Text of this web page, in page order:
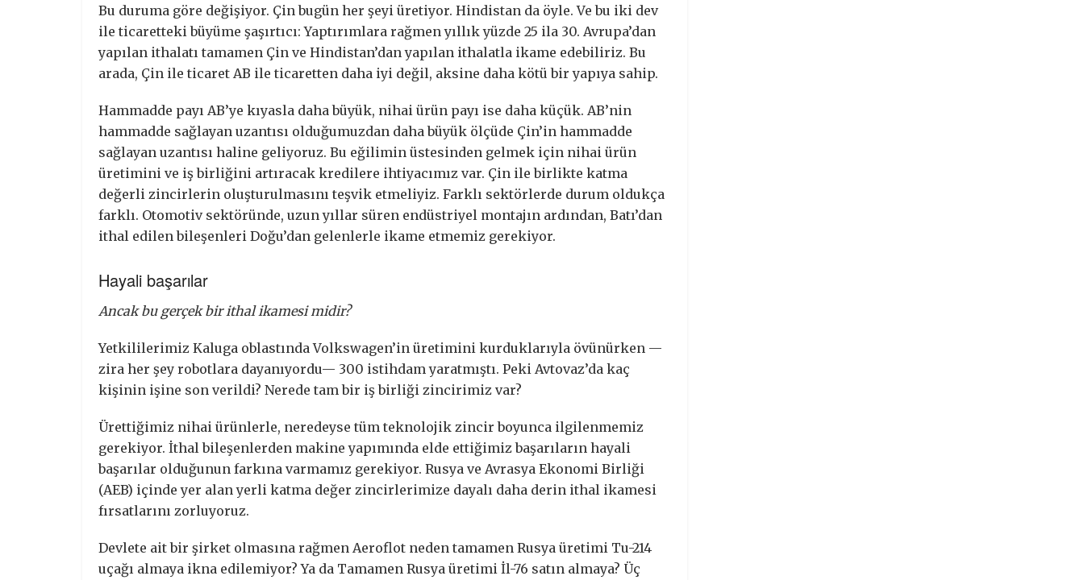
Bu duruma göre değişiyor. Çin bugün her şeyi üretiyor. Hindistan da öyle. Ve bu iki dev
ile ticaretteki büyüme şaşırtıcı: Yaptırımlara rağmen yıllık yüzde 25 ila 30. Avrupa’dan
yapılan ithalatı tamamen Çin ve Hindistan’dan yapılan ithalatla ikame edebiliriz. Bu
arada, Çin ile ticaret AB ile ticaretten daha iyi değil, aksine daha kötü bir yapıya sahip.
Hammadde payı AB’ye kıyasla daha büyük, nihai ürün payı ise daha küçük. AB’nin
hammadde sağlayan uzantısı olduğumuzdan daha büyük ölçüde Çin’in hammadde
sağlayan uzantısı haline geliyoruz. Bu eğilimin üstesinden gelmek için nihai ürün
üretimini ve iş birliğini artıracak kredilere ihtiyacımız var. Çin ile birlikte katma
değerli zincirlerin oluşturulmasını teşvik etmeliyiz. Farklı sektörlerde durum oldukça
farklı. Otomotiv sektöründe, uzun yıllar süren endüstriyel montajın ardından, Batı’dan
ithal edilen bileşenleri Doğu’dan gelenlerle ikame etmemiz gerekiyor.
Hayali başarılar
Ancak bu gerçek bir ithal ikamesi midir?
Yetkililerimiz Kaluga oblastında Volkswagen’in üretimini kurduklarıyla övünürken —
zira her şey robotlara dayanıyordu— 300 istihdam yaratmıştı. Peki Avtovaz’da kaç
kişinin işine son verildi? Nerede tam bir iş birliği zincirimiz var?
Ürettiğimiz nihai ürünlerle, neredeyse tüm teknolojik zincir boyunca ilgilenmemiz
gerekiyor. İthal bileşenlerden makine yapımında elde ettiğimiz başarıların hayali
başarılar olduğunun farkına varmamız gerekiyor. Rusya ve Avrasya Ekonomi Birliği
(AEB) içinde yer alan yerli katma değer zincirlerimize dayalı daha derin ithal ikamesi
fırsatlarını zorluyoruz.
Devlete ait bir şirket olmasına rağmen Aeroflot neden tamamen Rusya üretimi Tu-214
uçağı almaya ikna edilemiyor? Ya da Tamamen Rusya üretimi İl-76 satın almaya? Üç